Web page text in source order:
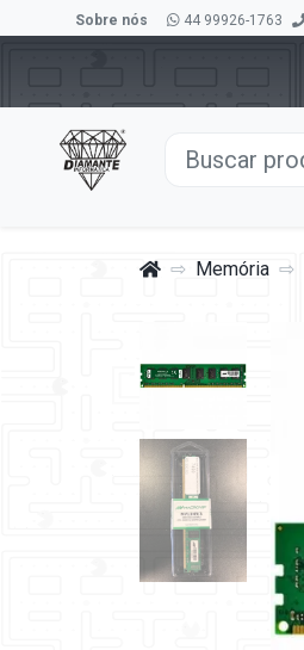
Sobre nós 44 99926-1763
Memória